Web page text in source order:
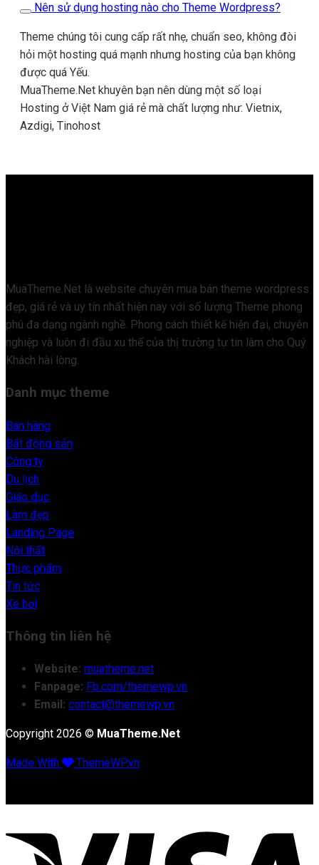
Nên sử dụng hosting nào cho Theme Wordpress?
Theme chúng tôi cung cấp rất nhẹ, chuẩn seo, không đòi
hỏi một hosting quá mạnh nhưng hosting của bạn không
được quá Yếu.
MuaTheme.Net khuyên bạn nên dùng một số loại
Hosting ở Việt Nam giá rẻ mà chất lượng như: Vietnix,
Azdigi, Tinohost
MuaTheme.Net là website chuyên mua bán theme wordpress
đẹp, giá rẻ và uy tín nhất hiện nay với số lượng Theme phong
phú đa dạng ngành nghề. Phong cách thiết kế hiện đại, chuyên
nghiệp và luôn đi đầu xu thế của thị trường tự tin làm cho Quý
Khách hài lòng.
Danh mục theme
Bán hàng
Bất động sản
Công ty
Du lịch
Giáo dục
Làm đẹp
Landing Page
Nội thất
Thực phẩm
Tin tức
Xe hơi
Thông tin liên hệ
Website: muatheme.net
Fanpage: Fb.com/themewp.vn
Email: contact@themewp.vn
Copyright 2026 © MuaTheme.Net
Made With ThemeWP.vn